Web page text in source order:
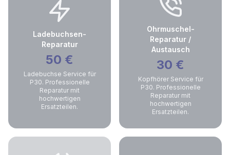
Ladebuchsen-
Reparatur
50 €
Ladebuchse Service für
P30. Professionelle
Reparatur mit
hochwertigen
Ersatzteilen.
Ohrmuschel-
Reparatur /
Austausch
30 €
Kopfhörer Service für
P30. Professionelle
Reparatur mit
hochwertigen
Ersatzteilen.